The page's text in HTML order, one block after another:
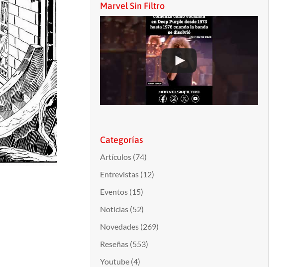
Marvel Sin Filtro
Categorías
Artículos(74)
Entrevistas(12)
Eventos(15)
Noticias(52)
Novedades(269)
Reseñas(553)
Youtube(4)